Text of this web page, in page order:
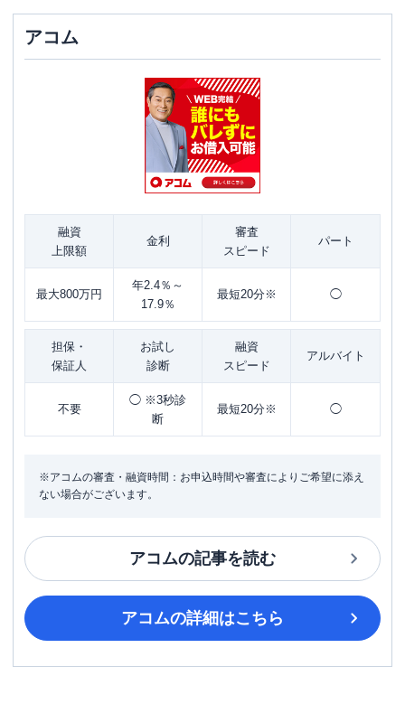
アコム
融資
上限額
金利
審査
スピード
パート
最大800万円
年2.4％～
17.9％
最短20分※ ◯
担保・
保証人
お試し
診断
融資
スピード
アルバイト
不要
◯ ※3秒診
断
最短20分※ ◯
※アコムの審査・融資時間：お申込時間や審査によりご希望に添え
ない場合がございます。
アコムの記事を読む
アコムの詳細はこちら